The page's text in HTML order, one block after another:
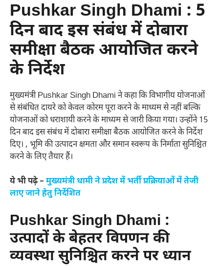
Pushkar Singh Dhami : 5
दिन बाद इस संबंध में दोबारा
समीक्षा बैठक आयोजित करने
के निर्देश
मुख्यमंत्री Pushkar Singh Dhami ने कहा कि विभागीय योजनाओं
से संबंधित दायरे को केवल कोरम पूरा करने के माध्यम से नहीं बल्कि
योजनाओं को धराशायी करने के माध्यम से जारी किया गया। उन्होंने 15
दिन बाद इस संबंध में दोबारा समीक्षा बैठक आयोजित करने के निर्देश
दिए। , भूमि की उत्पादन क्षमता और समान स्वरूप के निर्माता सुनिश्चित
करने के लिए तैयार हैं।
ये भी पढ़े – मुख्यमंत्री धामी ने प्रदेश में भर्ती प्रक्रियाओं में तेजी
लाए जाने हेतु निर्देशित
Pushkar Singh Dhami :
उत्पादों के बेहतर विपणन की
व्यवस्था सुनिश्चित करने पर ध्यान